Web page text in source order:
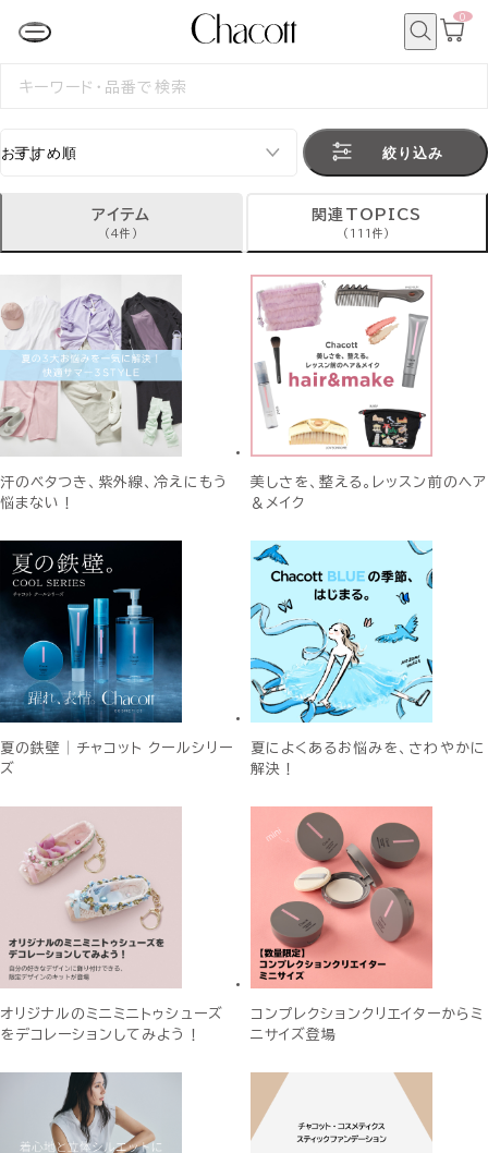
カ
0
検
絞り込み
アイテム
(4件)
関連TOPICS
(111件)
汗のベタつき、紫外線、冷えにもう
悩まない！
美しさを、整える。レッスン前のヘア
＆メイク
夏の鉄壁│チャコット クールシリー
ズ
夏によくあるお悩みを、さわやかに
解決！
オリジナルのミニミニトゥシューズ
をデコレーションしてみよう！
コンプレクションクリエイターからミ
ニサイズ登場